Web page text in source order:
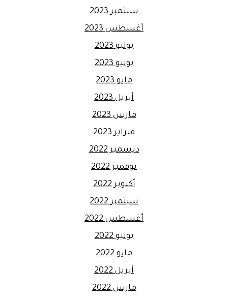
سبتمبر 2023
أغسطس 2023
يوليو 2023
يونيو 2023
مايو 2023
أبريل 2023
مارس 2023
فبراير 2023
ديسمبر 2022
نوفمبر 2022
أكتوبر 2022
سبتمبر 2022
أغسطس 2022
يونيو 2022
مايو 2022
أبريل 2022
مارس 2022